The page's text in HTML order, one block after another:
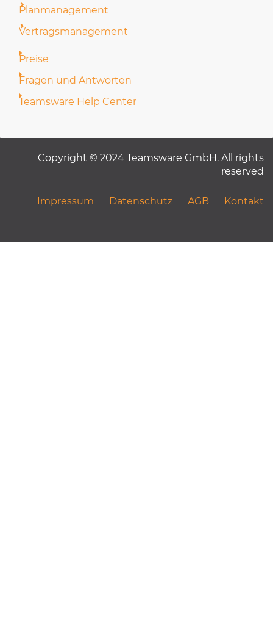
Planmanagement
Vertragsmanagement
Preise
Fragen und Antworten
Teamsware Help Center
Copyright © 2024 Teamsware GmbH. All rights
reserved
Impressum Datenschutz AGB Kontakt